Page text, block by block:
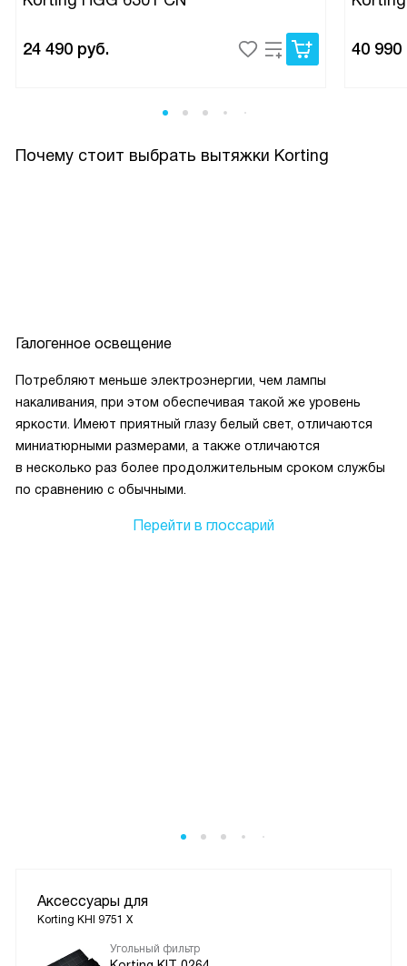
помещении. Вытяжка была встроена в подвесной шкаф,
благодаря чему отлично вписалась в интерьер. Все
показывают, что своей покупкой я доволен. Я однозначно
24 490 руб. 40 990
Почему стоит выбрать вытяжки Korting
Галогенное освещение
Потребляют меньше электроэнергии, чем лампы
накаливания, при этом обеспечивая такой же уровень
яркости. Имеют приятный глазу белый свет, отличаются
миниатюрными размерами, а также отличаются
в несколько раз более продолжительным сроком службы
по сравнению с обычными.
Перейти в глоссарий
Аксессуары для
Korting KHI 9751 X
Угольный фильтр